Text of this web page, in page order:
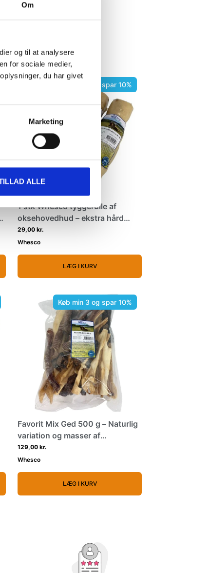
Om
og til at analysere
for sociale medier,
du har givet
Marketing
ALLE
Køb min 3 og spar 10%
1 stk Whesco tyggerulle af
oksehovedhud – ekstra hård
tyggegodbid
29,00 kr.
Whesco
LÆG I KURV
Køb min 3 og spar 10%
Favorit Mix Ged 500 g – Naturlig
variation og masser af
tyggeglæde til din hund
129,00 kr.
Whesco
LÆG I KURV